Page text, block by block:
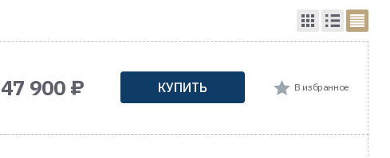
47 900 ₽ КУПИТЬ В избранное